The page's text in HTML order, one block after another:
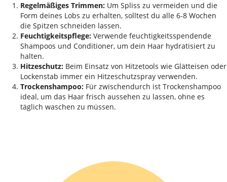
Regelmäßiges Trimmen: Um Spliss zu vermeiden und die
Form deines Lobs zu erhalten, solltest du alle 6-8 Wochen
die Spitzen schneiden lassen.
Feuchtigkeitspflege: Verwende feuchtigkeitsspendende
Shampoos und Conditioner, um dein Haar hydratisiert zu
halten.
Hitzeschutz: Beim Einsatz von Hitzetools wie Glätteisen oder
Lockenstab immer ein Hitzeschutzspray verwenden.
Trockenshampoo: Für zwischendurch ist Trockenshampoo
ideal, um das Haar frisch aussehen zu lassen, ohne es
täglich waschen zu müssen.